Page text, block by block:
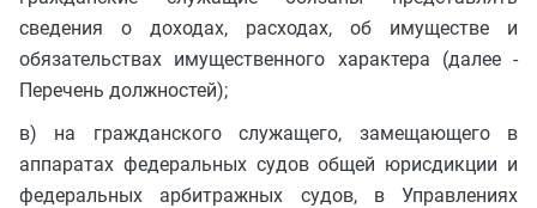
сведения о доходах, расходах, об имуществе и
обязательствах имущественного характера (далее -
Перечень должностей);
в) на гражданского служащего, замещающего в
аппаратах федеральных судов общей юрисдикции и
федеральных арбитражных судов, в Управлениях